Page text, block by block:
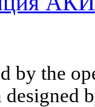
by the
designed